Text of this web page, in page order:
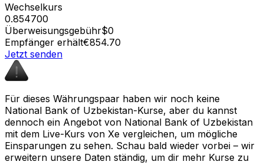
Wechselkurs
0.854700
Überweisungsgebühr$0
Empfänger erhält€854.70
Jetzt senden
Für dieses Währungspaar haben wir noch keine
National Bank of Uzbekistan-Kurse, aber du kannst
dennoch ein Angebot von National Bank of Uzbekistan
mit dem Live-Kurs von Xe vergleichen, um mögliche
Einsparungen zu sehen. Schau bald wieder vorbei – wir
erweitern unsere Daten ständig, um dir mehr Kurse zu